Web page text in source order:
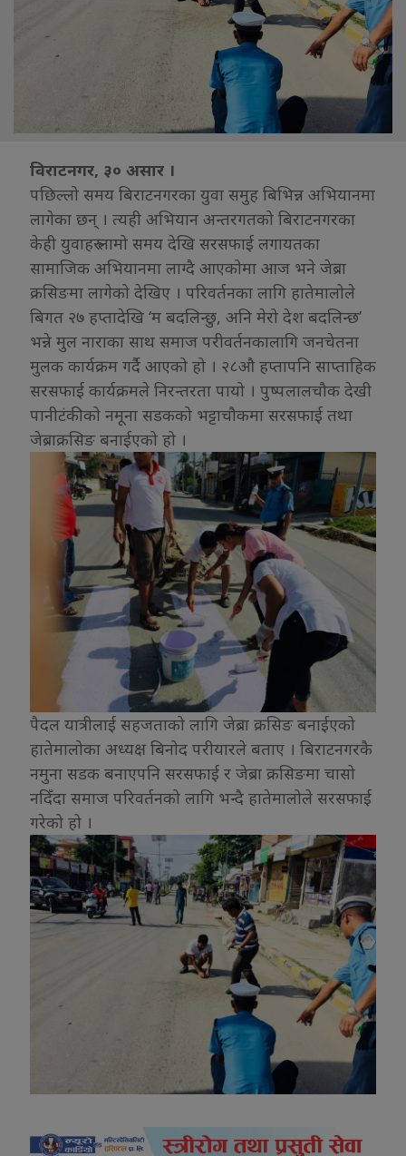
विराटनगर, ३० असार ।
पछिल्लो समय बिराटनगरका युवा समुह बिभिन्न अभियानमा
लागेका छन् । त्यही अभियान अन्तरगतको बिराटनगरका
केही युवाहरु लामो समय देखि सरसफाई लगायतका
सामाजिक अभियानमा लाग्दै आएकोमा आज भने जेब्रा
क्रसिङमा लागेको देखिए । परिवर्तनका लागि हातेमालोले
बिगत २७ हप्तादेखि ‘म बदलिन्छु, अनि मेरो देश बदलिन्छ’
भन्ने मुल नाराका साथ समाज परीवर्तनकालागि जनचेतना
मुलक कार्यक्रम गर्दै आएको हो । २८औ हप्तापनि साप्ताहिक
सरसफाई कार्यक्रमले निरन्तरता पायो । पुष्पलालचौक देखी
पानीटंकीको नमूना सडकको भट्टाचौकमा सरसफाई तथा
जेब्राक्रसिङ बनाईएको हो ।
पैदल यात्रीलाई सहजताको लागि जेब्रा क्रसिङ बनाईएको
हातेमालोका अध्यक्ष बिनोद परीयारले बताए । बिराटनगरकै
नमुना सडक बनाएपनि सरसफाई र जेब्रा क्रसिङमा चासो
नदिँदा समाज परिवर्तनको लागि भन्दै हातेमालोले सरसफाई
गरेको हो ।